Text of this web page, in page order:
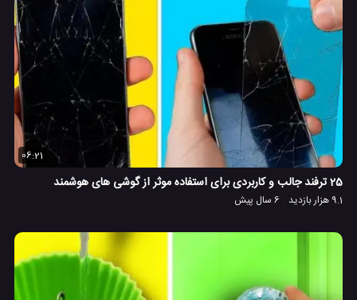
06:21
25 ترفند جالب و کاربردی برای استفاده موثر از گوشی های هوشمند
9.1 هزار بازدید 6 سال پیش